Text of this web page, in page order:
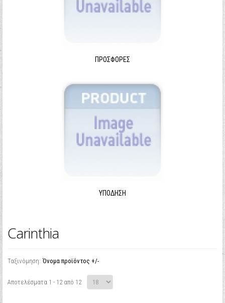
ΠΡΟΣΦΟΡΈΣ
ΥΠΌΔΗΣΗ
Carinthia
Ταξινόμηση: Όνομα προϊόντος +/-
Αποτελέσματα 1 - 12 από 12